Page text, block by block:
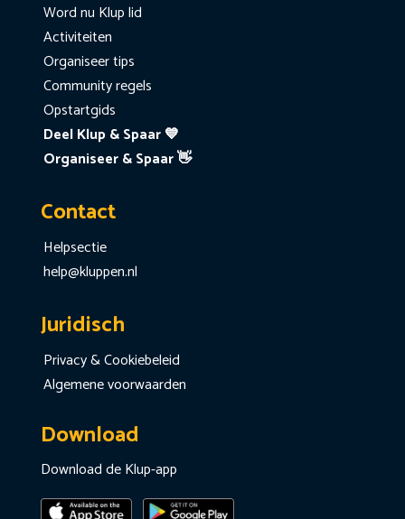
Word nu Klup lid
Activiteiten
Organiseer tips
Community regels
Opstartgids
Deel Klup & Spaar 💙
Organiseer & Spaar 👋
Contact
Helpsectie
help@kluppen.nl
Juridisch
Privacy & Cookiebeleid
Algemene voorwaarden
Download
Download de Klup-app